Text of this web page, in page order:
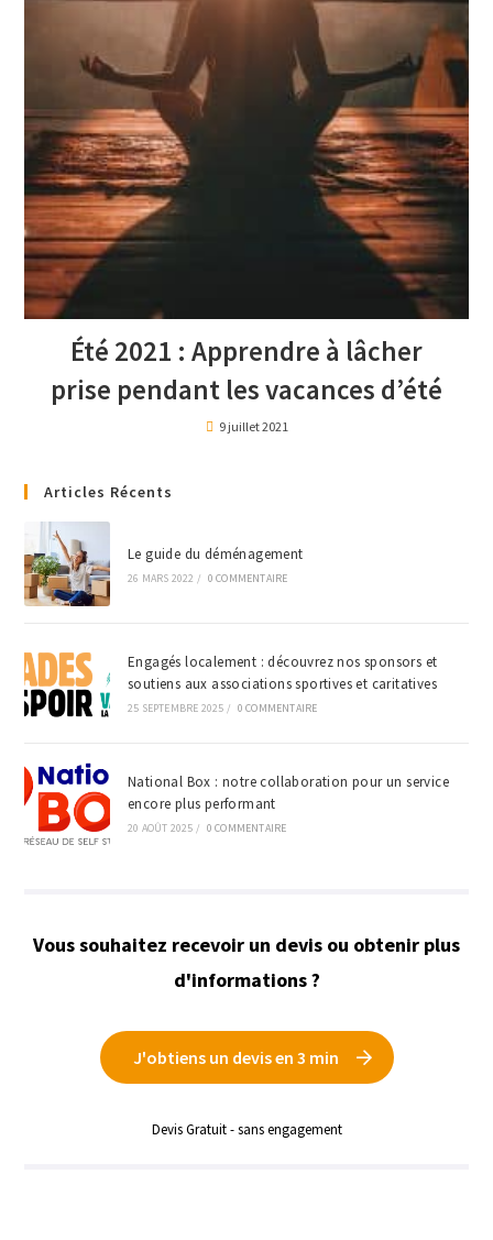
Été 2021 : Apprendre à lâcher
prise pendant les vacances d’été
9 juillet 2021
Articles Récents
Le guide du déménagement
26 MARS 2022 / 0 COMMENTAIRE
Engagés localement : découvrez nos sponsors et
soutiens aux associations sportives et caritatives
25 SEPTEMBRE 2025 / 0 COMMENTAIRE
National Box : notre collaboration pour un service
encore plus performant
20 AOÛT 2025 / 0 COMMENTAIRE
Vous souhaitez recevoir un devis ou obtenir plus
d'informations ?
J'obtiens un devis en 3 min
Devis Gratuit - sans engagement